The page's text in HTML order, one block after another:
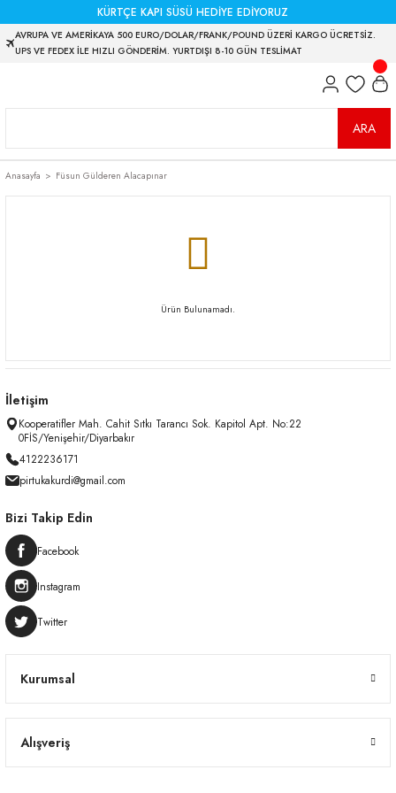
KÜRTÇE KAPI SÜSÜ HEDİYE EDİYORUZ
AVRUPA VE AMERİKAYA 500 EURO/DOLAR/FRANK/POUND ÜZERİ KARGO ÜCRETSİZ.
UPS VE FEDEX İLE HIZLI GÖNDERİM. YURTDIŞI 8-10 GÜN TESLİMAT
ARA
Anasayfa Füsun Gülderen Alacapınar
Ürün Bulunamadı.
İletişim
Kooperatifler Mah. Cahit Sıtkı Tarancı Sok. Kapitol Apt. No:22
0FİS/Yenişehir/Diyarbakır
4122236171
pirtukakurdi@gmail.com
Kurumsal
Alışveriş
Bizi Takip Edin
Facebook
Instagram
Twitter